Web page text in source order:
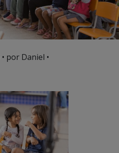
• por Daniel •